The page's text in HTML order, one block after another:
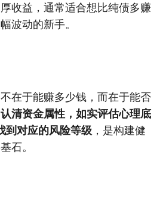
收益，通常适合想比纯债多赚
波动的新手。
在于能赚多少钱，而在于能否
认清资金属性，如实评估心理底
到对应的风险等级 ，是构建健
石。